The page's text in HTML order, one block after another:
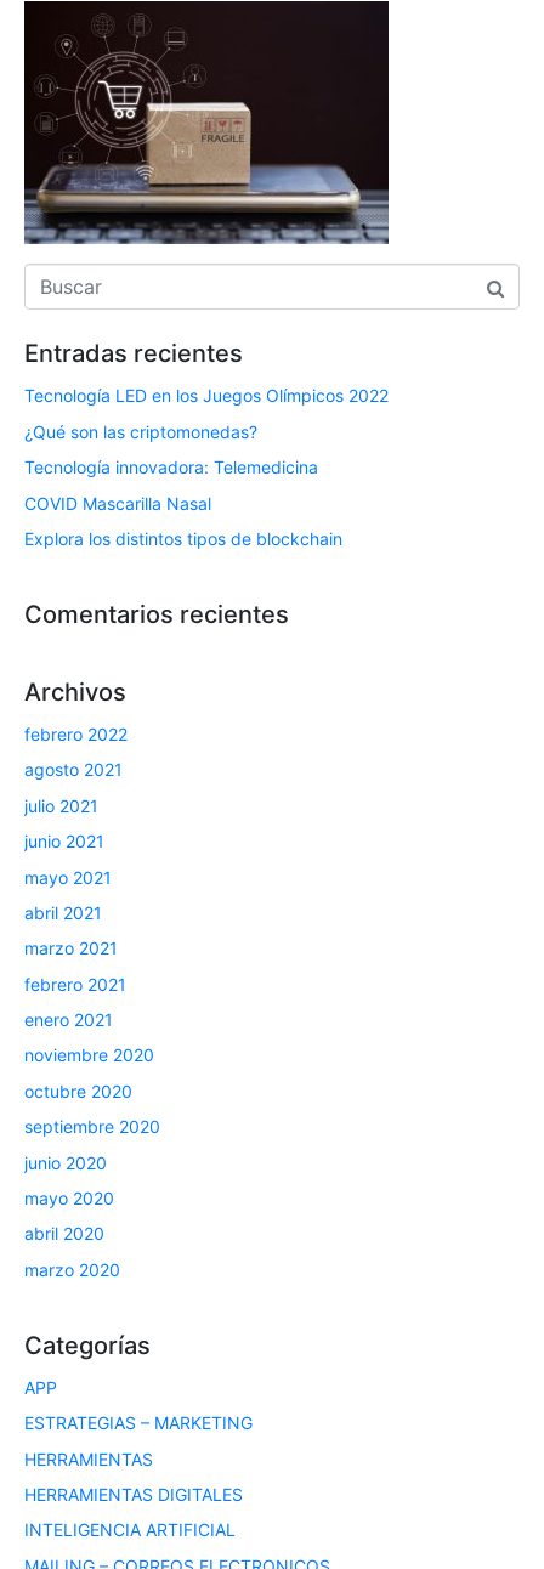
Entradas recientes
Tecnología LED en los Juegos Olímpicos 2022
¿Qué son las criptomonedas?
Tecnología innovadora: Telemedicina
COVID Mascarilla Nasal
Explora los distintos tipos de blockchain
Comentarios recientes
Archivos
febrero 2022
agosto 2021
julio 2021
junio 2021
mayo 2021
abril 2021
marzo 2021
febrero 2021
enero 2021
noviembre 2020
octubre 2020
septiembre 2020
junio 2020
mayo 2020
abril 2020
marzo 2020
Categorías
APP
ESTRATEGIAS – MARKETING
HERRAMIENTAS
HERRAMIENTAS DIGITALES
INTELIGENCIA ARTIFICIAL